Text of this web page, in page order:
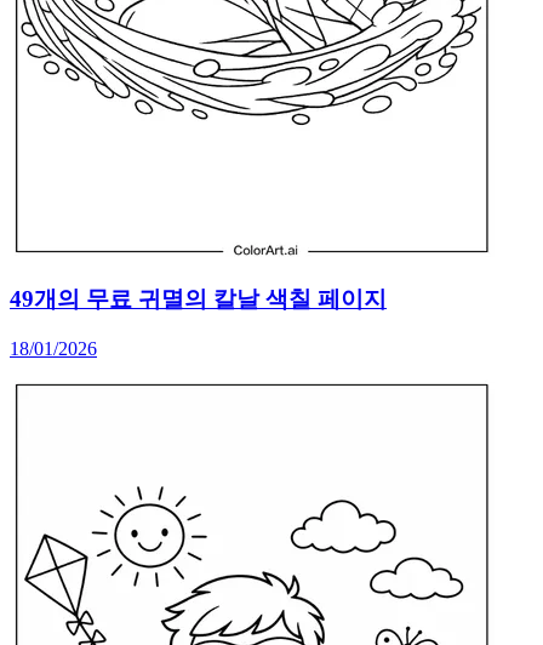
49개의 무료 귀멸의 칼날 색칠 페이지
18/01/2026